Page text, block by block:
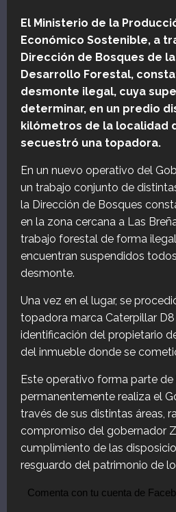
El Ministerio de la
Económico Sostenible, a
Dirección de Bosques de
Desarrollo Forestal,
desmonte ilegal, cuya
determinar, en un predio
kilómetros de la localidad
secuestró una topadora.
En un nuevo operativo del
un trabajo conjunto de
la Dirección de Bosques
en la zona cercana a Las
trabajo forestal de forma
encuentran suspendidos
desmonte.
Una vez en el lugar, se
topadora marca Caterpillar
identificación del propietario
del inmueble donde se
Este operativo forma parte
permanentemente realiza el
través de sus distintas áreas,
compromiso del gobernador
cumplimiento de las
resguardo del patrimonio de
Comenta con tu cuenta de